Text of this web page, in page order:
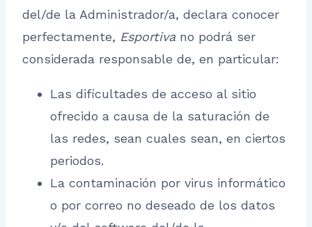
del/de la Administrador/a, declara conocer
perfectamente, Esportiva no podrá ser
considerada responsable de, en particular:
Las dificultades de acceso al sitio
ofrecido a causa de la saturación de
las redes, sean cuales sean, en ciertos
periodos.
La contaminación por virus informático
o por correo no deseado de los datos